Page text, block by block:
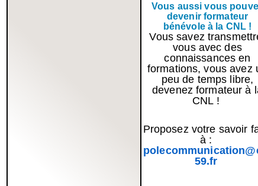
Vous aussi vous
devenir formateur
bénévole à la CNL !
Vous savez
vous avec des
connaissances en
formations, vous avez
peu de temps libre,
devenez formateur à
CNL !
Proposez votre savoir
à :
59.fr